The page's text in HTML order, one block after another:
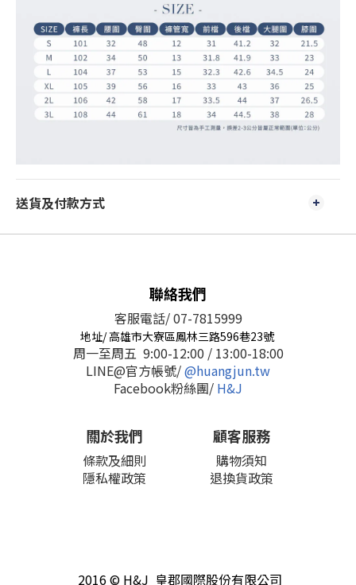
送貨及付款方式
聯絡我們
客服電話/ 07-7815999
地址/ 高雄市大寮區鳳林三路596巷23號
周一至周五 9:00-12:00 / 13:00-18:00
LINE@官方帳號/@huangjun.tw
Facebook粉絲團/ H&J
關於我們
條款及細則
隱私權政策
顧客服務
購物須知
退換貨政策
2016 © H&J 皇郡國際股份有限公司